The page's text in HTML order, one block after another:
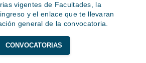
vigentes de Facultades, la
y el enlace que te llevaran
general de la convocatoria.
CONVOCATORIAS